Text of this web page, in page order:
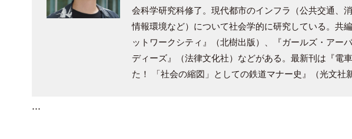
会科学研究科修了。現代都市のインフラ（公共交通、
情報環境など）について社会学的に研究している。共
ットワークシティ』（北樹出版）、『ガールズ・アー
ディーズ』（法律文化社）などがある。最新刊は『電
た！ 「社会の縮図」としての鉄道マナー史』（光文社
...